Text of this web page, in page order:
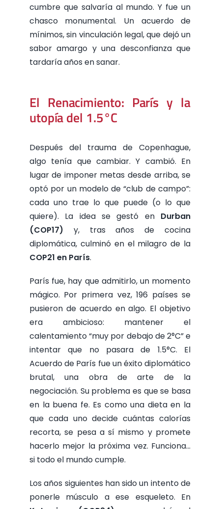
cumbre que salvaría al mundo. Y fue un
chasco monumental. Un acuerdo de
mínimos, sin vinculación legal, que dejó un
sabor amargo y una desconfianza que
tardaría años en sanar.
El Renacimiento: París y la
utopía del 1.5°C
Después del trauma de Copenhague,
algo tenía que cambiar. Y cambió. En
lugar de imponer metas desde arriba, se
optó por un modelo de “club de campo”:
cada uno trae lo que puede (o lo que
quiere). La idea se gestó en Durban
(COP17) y, tras años de cocina
diplomática, culminó en el milagro de la
COP21 en París.
París fue, hay que admitirlo, un momento
mágico. Por primera vez, 196 países se
pusieron de acuerdo en algo. El objetivo
era ambicioso: mantener el
calentamiento “muy por debajo de 2°C” e
intentar que no pasara de 1.5°C. El
Acuerdo de París fue un éxito diplomático
brutal, una obra de arte de la
negociación. Su problema es que se basa
en la buena fe. Es como una dieta en la
que cada uno decide cuántas calorías
recorta, se pesa a sí mismo y promete
hacerlo mejor la próxima vez. Funciona…
si todo el mundo cumple.
Los años siguientes han sido un intento de
ponerle músculo a ese esqueleto. En